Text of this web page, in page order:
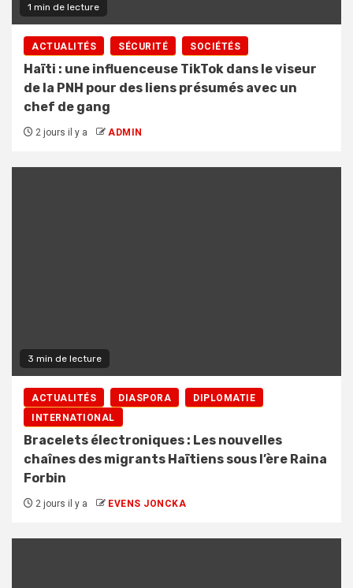
1 min de lecture
ACTUALITÉS SÉCURITÉ SOCIÉTÉS
Haïti : une influenceuse TikTok dans le viseur
de la PNH pour des liens présumés avec un
chef de gang
2 jours il y a ADMIN
3 min de lecture
ACTUALITÉS DIASPORA
DIPLOMATIE
INTERNATIONAL
Bracelets électroniques : Les nouvelles
chaînes des migrants Haïtiens sous l’ère Raina
Forbin
2 jours il y a EVENS JONCKA